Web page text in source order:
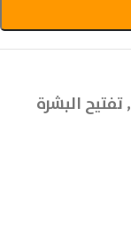
,تفتيح البشرة